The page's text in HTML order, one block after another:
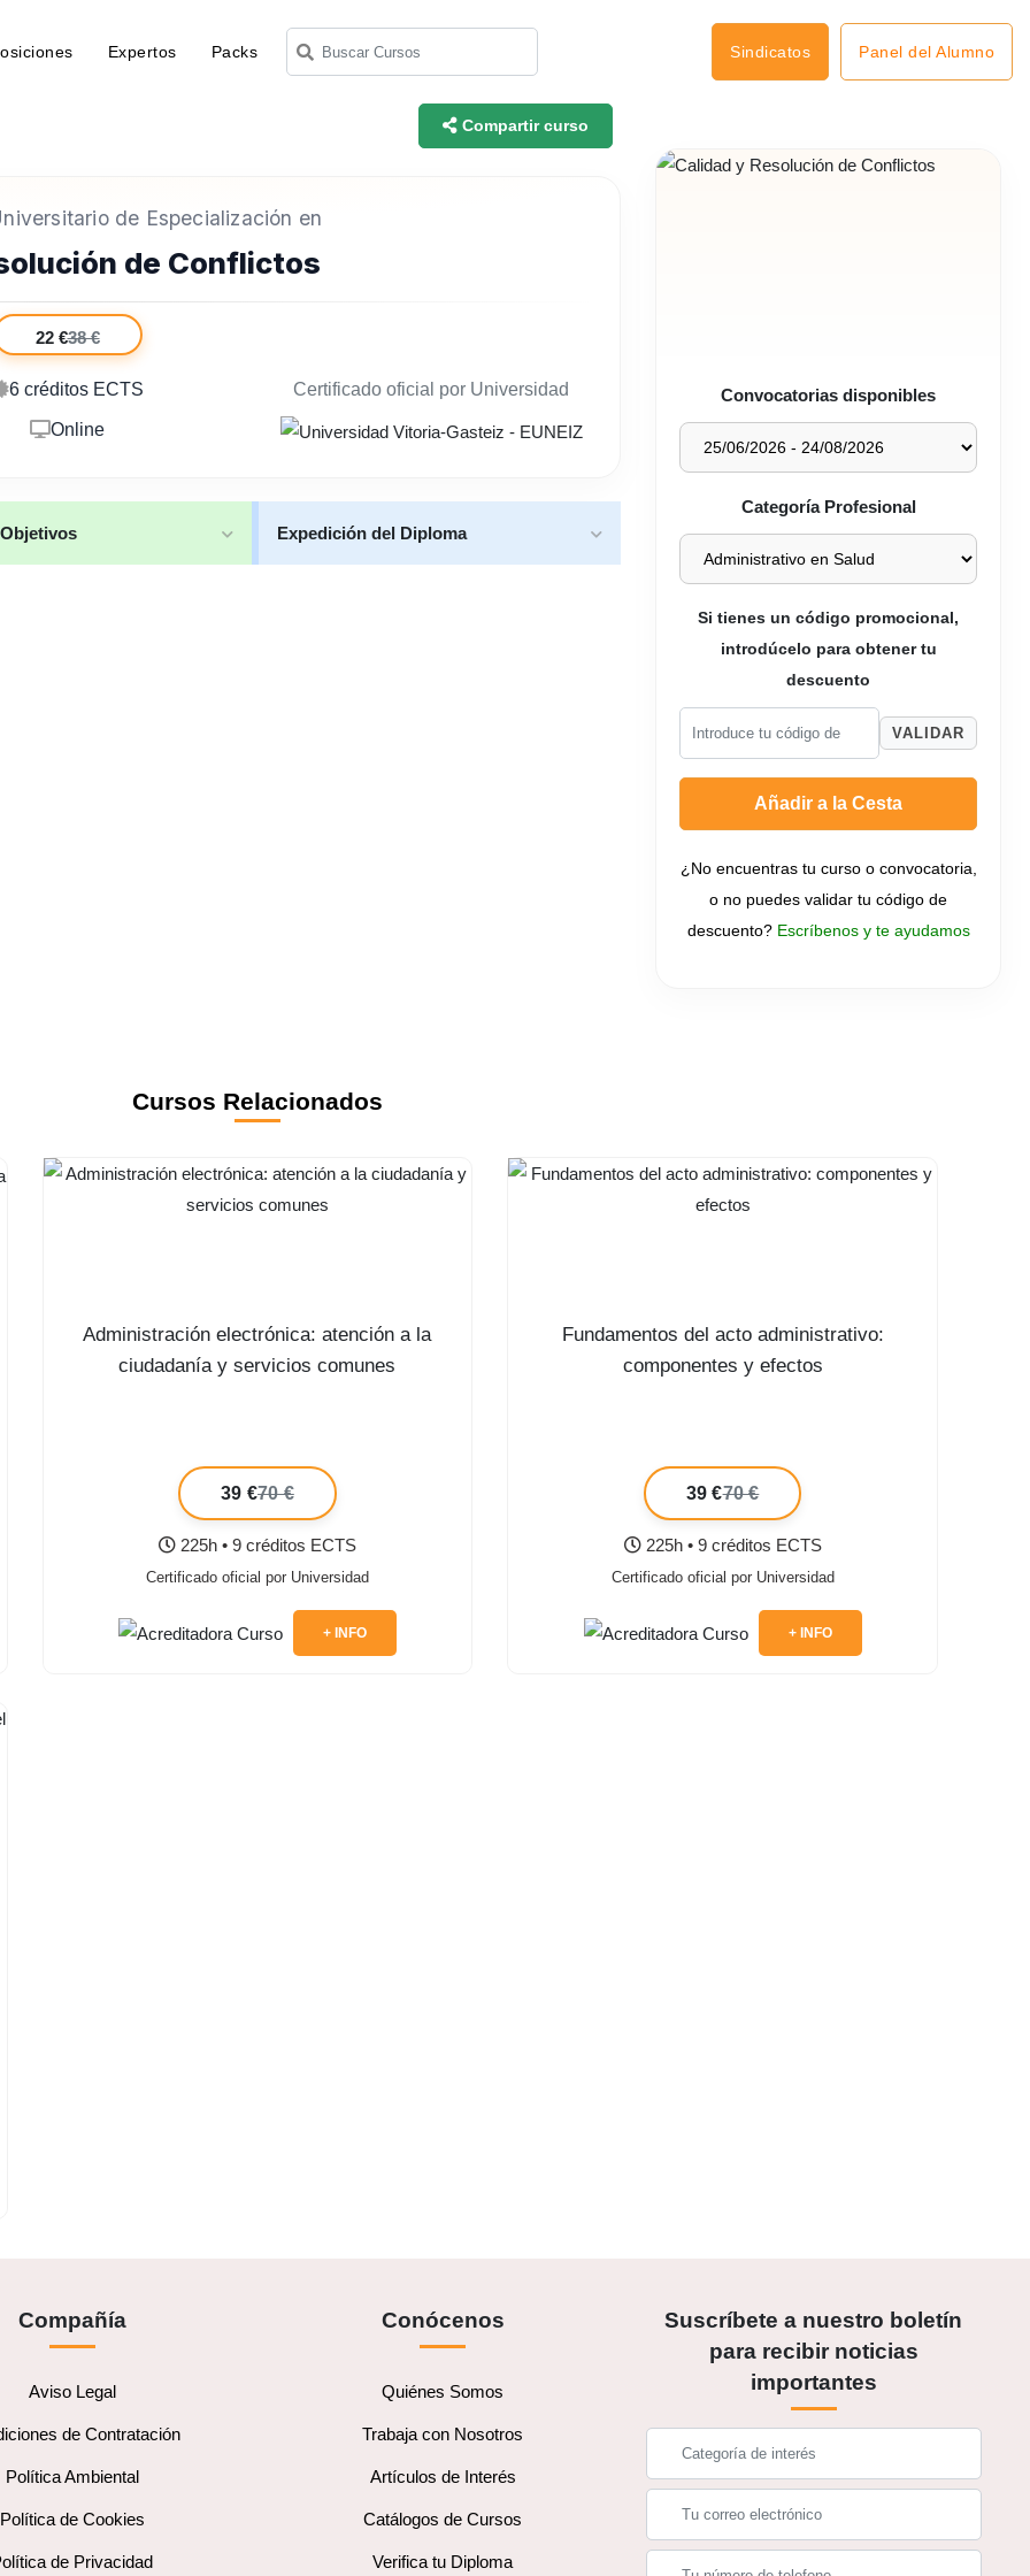
Expertos Packs Sindicatos Panel del Alumno
Compartir curso
de Especialización en
de Conflictos
22 €38 €
6 créditos ECTS
Online
Certificado oficial por Universidad
Objetivos Expedición del Diploma
Convocatorias disponibles
Categoría Profesional
Si tienes un código promocional,
introdúcelo para obtener tu
descuento
VALIDAR
Añadir a la Cesta
¿No encuentras tu curso o convocatoria,
o no puedes validar tu código de
descuento? Escríbenos y te ayudamos
Cursos Relacionados
Administración electrónica: atención a la
ciudadanía y servicios comunes
39 €70 €
225h • 9 créditos ECTS
Certificado oficial por Universidad
+ INFO
Fundamentos del acto administrativo:
componentes y efectos
39 €70 €
225h • 9 créditos ECTS
Certificado oficial por Universidad
+ INFO
Compañía
Aviso Legal
de Contratación
Política Ambiental
Política de Cookies
de Privacidad
Conócenos
Quiénes Somos
Trabaja con Nosotros
Artículos de Interés
Catálogos de Cursos
Verifica tu Diploma
Suscríbete a nuestro boletín
para recibir noticias
importantes